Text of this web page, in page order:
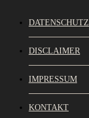
DATENSCHUTZ
DISCLAIMER
IMPRESSUM
KONTAKT